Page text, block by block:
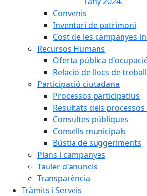
Convenis
Inventari de patrimoni
Cost de les campanyes
Recursos Humans
Oferta pública
Relació de llocs de
Participació ciutadana
Processos participatius
Resultats dels
Consultes públiques
Consells municipals
Bústia de suggeriments
Plans i campanyes
Tauler d'anuncis
Transparència
Tràmits i Serveis